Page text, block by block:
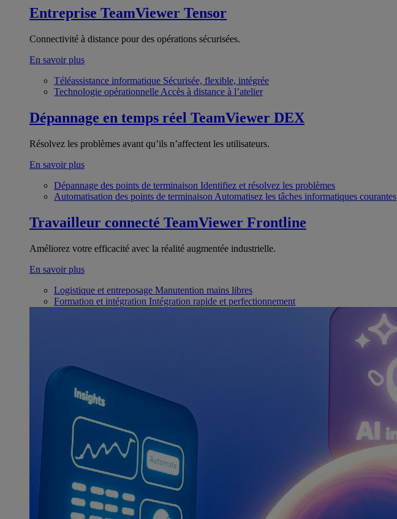
Entreprise TeamViewer Tensor
Connectivité à distance pour des opérations sécurisées.
En savoir plus
Téléassistance informatique Sécurisée, flexible, intégrée
Technologie opérationnelle Accès à distance à l’atelier
Dépannage en temps réel TeamViewer DEX
Résolvez les problèmes avant qu’ils n’affectent les utilisateurs.
En savoir plus
Dépannage des points de terminaison Identifiez et résolvez les problèmes
Automatisation des points de terminaison Automatisez les tâches informatiques courantes
Travailleur connecté TeamViewer Frontline
Améliorez votre efficacité avec la réalité augmentée industrielle.
En savoir plus
Logistique et entreposage Manutention mains libres
Formation et intégration Intégration rapide et perfectionnement